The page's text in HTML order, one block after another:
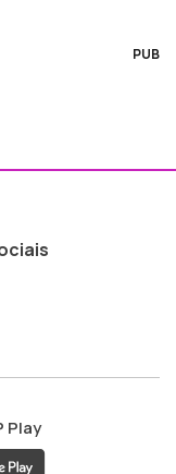
PUB
ao
Play